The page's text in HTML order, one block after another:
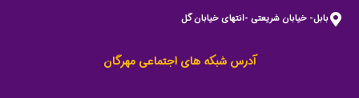
بابل- خیابان شریعتی -انتهای خیابان گل
آدرس شبکه های اجتماعی مهرگان